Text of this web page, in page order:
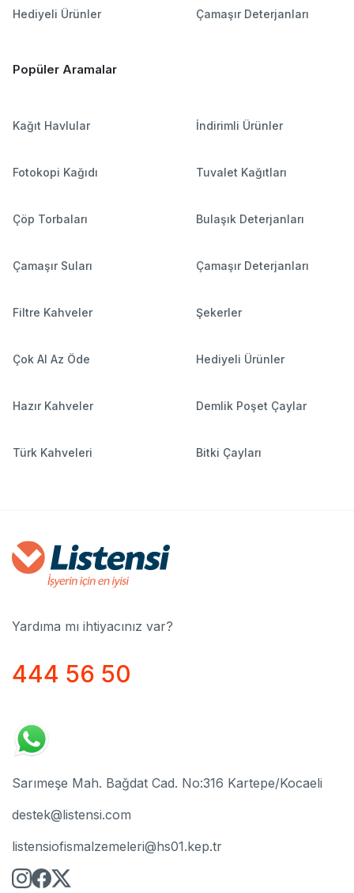
Hediyeli Ürünler Çamaşır Deterjanları
Popüler Aramalar
Kağıt Havlular İndirimli Ürünler
Fotokopi Kağıdı Tuvalet Kağıtları
Çöp Torbaları Bulaşık Deterjanları
Çamaşır Suları Çamaşır Deterjanları
Filtre Kahveler Şekerler
Çok Al Az Öde Hediyeli Ürünler
Hazır Kahveler Demlik Poşet Çaylar
Türk Kahveleri Bitki Çayları
Yardıma mı ihtiyacınız var?
444 56 50
Sarımeşe Mah. Bağdat Cad. No:316 Kartepe/Kocaeli
destek@listensi.com
listensiofismalzemeleri@hs01.kep.tr